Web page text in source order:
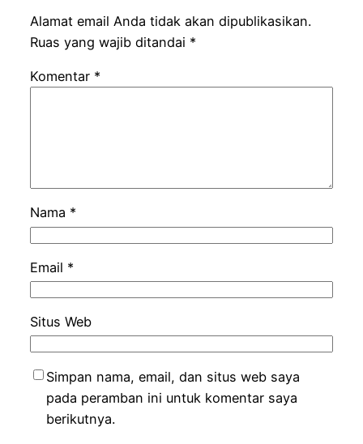
Alamat email Anda tidak akan dipublikasikan.
Ruas yang wajib ditandai *
Komentar *
Nama *
Email *
Situs Web
Simpan nama, email, dan situs web saya
pada peramban ini untuk komentar saya
berikutnya.